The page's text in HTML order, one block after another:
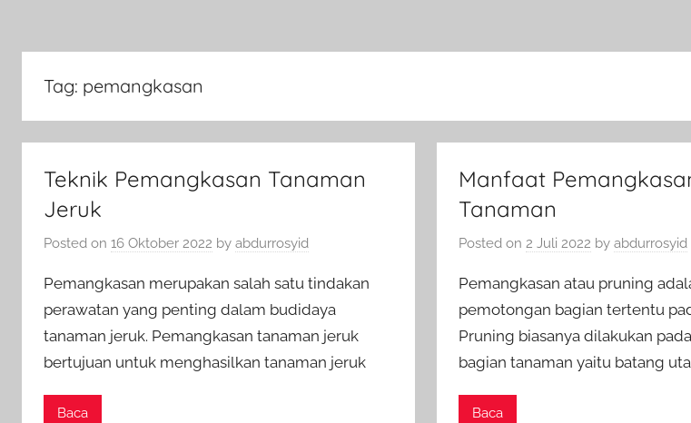
Tag: pemangkasan
Teknik Pemangkasan Tanaman
Jeruk
Posted on 16 Oktober 2022 by abdurrosyid
Pemangkasan merupakan salah satu tindakan
perawatan yang penting dalam budidaya
tanaman jeruk. Pemangkasan tanaman jeruk
bertujuan untuk menghasilkan tanaman jeruk
Baca
Manfaat
Tanaman
Posted on 2 Juli 2022 byabdurrosyid
Pemangkasan atau pruning
pemotongan bagian tertentu
Pruning biasanya dilakukan
bagian tanaman yaitu batang
Baca